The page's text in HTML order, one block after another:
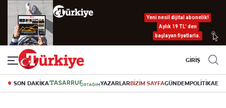
Yeni nesil dijital abonelik!
Aylık 19 TL’ den
başlayan fiyatlarla.
GİRİŞ
SON DAKİKA YAZARLARBİZİM SAYFAGÜNDEMPOLİTİKA